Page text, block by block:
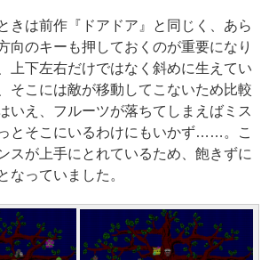
きは前作『ドアドア』と同じく、あら
向のキーも押しておくのが重要になり
上下左右だけではなく斜めに生えてい
そこには敵が移動してこないため比較
いえ、フルーツが落ちてしまえばミス
とそこにいるわけにもいかず……。こ
スが上手にとれているため、飽きずに
なっていました。